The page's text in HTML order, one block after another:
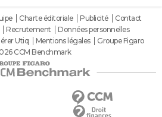
Charte éditoriale Publicité
Contact
Recrutement
Données personnelles
Utiq Mentions légales
Groupe Figaro
CCM Benchmark